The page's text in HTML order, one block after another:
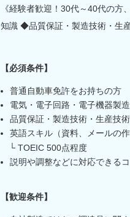
《経験者歓迎！30代～40代の
知識 ◆品質保証・製造技術・生
【必須条件】
普通自動車免許をお持ちの方
電気・電子回路・電子機器製
品質保証・製造技術・生産技
英語スキル（資料、メールの
└ TOEIC 500点程度
説明や調整などに対応できる
【歓迎条件】